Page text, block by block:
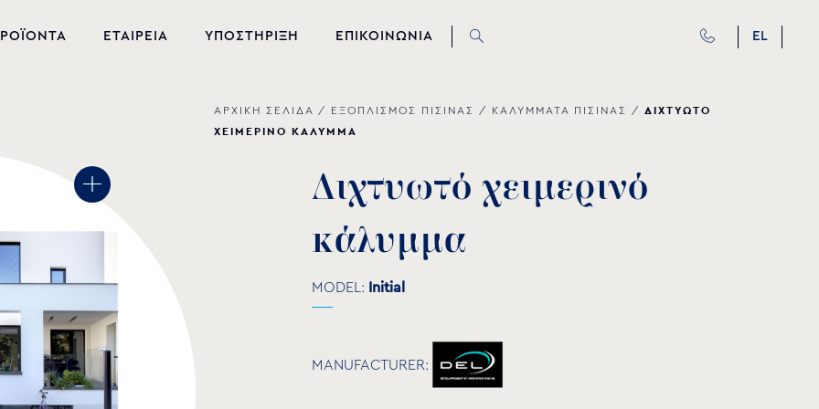
EL
ΥΔΡΟΜΑΣΑΖ
ΣΙΝΤΡΙΒΑΝΙ
PVC-U ΕΞΑΡΤΗΜΑΤΑ
ΑΝΤΛΙΕΣ ΥΔΑΤΩΝ
ΧΗΜΙΚΑ ΠΙΣΙΝΑΣ
ΕΤΑΙΡΕΙΑ ΥΠΟΣΤΗΡΙΞΗ ΕΠΙΚΟΙΝΩΝΙΑ
ΑΡΧΙΚΗ ΣΕΛΙΔΑ / ΕΞΟΠΛΙΣΜΟΣ ΠΙΣΙΝΑΣ / ΚΑΛΥΜΜΑΤΑ ΠΙΣΙΝΑΣ / ΔΙΧΤΥΩΤΟ
ΧΕΙΜΕΡΙΝΟ ΚΑΛΥΜΜΑ
Διχτυωτό χειμερινό
κάλυμμα
MODEL: Initial
MANUFACTURER: